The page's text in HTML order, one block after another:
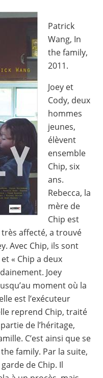
Patrick
Wang, In
the family,
2011.
Joey et
Cody, deux
hommes
jeunes,
élèvent
ensemble
Chip, six
ans.
Rebecca, la
mère de
Chip est
affecté, a trouvé
Avec Chip, ils sont
« Chip a deux
Joey
moment où la
est l’exécuteur
reprend Chip, traité
de l’héritage,
C’est ainsi que se
family. Par la suite,
de Chip. Il